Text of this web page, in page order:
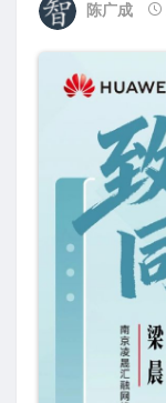
陈广成